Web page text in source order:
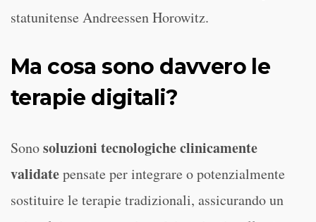
statunitense Andreessen Horowitz.
Ma cosa sono davvero le
terapie digitali?
Sonosoluzioni tecnologiche clinicamente
validatepensate per integrare o potenzialmente
sostituire le terapie tradizionali, assicurando un